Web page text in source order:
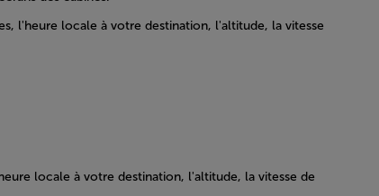
l'heure locale à votre destination, l'altitude, la vitesse
locale à votre destination, l'altitude, la vitesse de